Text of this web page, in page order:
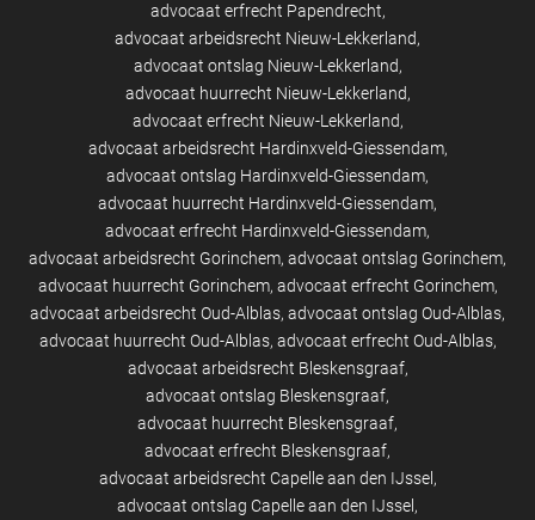
advocaat erfrecht Papendrecht
advocaat arbeidsrecht Nieuw-Lekkerland
advocaat ontslag Nieuw-Lekkerland
advocaat huurrecht Nieuw-Lekkerland
advocaat erfrecht Nieuw-Lekkerland
advocaat arbeidsrecht Hardinxveld-Giessendam
advocaat ontslag Hardinxveld-Giessendam
advocaat huurrecht Hardinxveld-Giessendam
advocaat erfrecht Hardinxveld-Giessendam
advocaat arbeidsrecht Gorinchem advocaat ontslag Gorinchem
advocaat huurrecht Gorinchem advocaat erfrecht Gorinchem
advocaat arbeidsrecht Oud-Alblas advocaat ontslag Oud-Alblas
advocaat huurrecht Oud-Alblas advocaat erfrecht Oud-Alblas
advocaat arbeidsrecht Bleskensgraaf
advocaat ontslag Bleskensgraaf
advocaat huurrecht Bleskensgraaf
advocaat erfrecht Bleskensgraaf
advocaat arbeidsrecht Capelle aan den IJssel
advocaat ontslag Capelle aan den IJssel